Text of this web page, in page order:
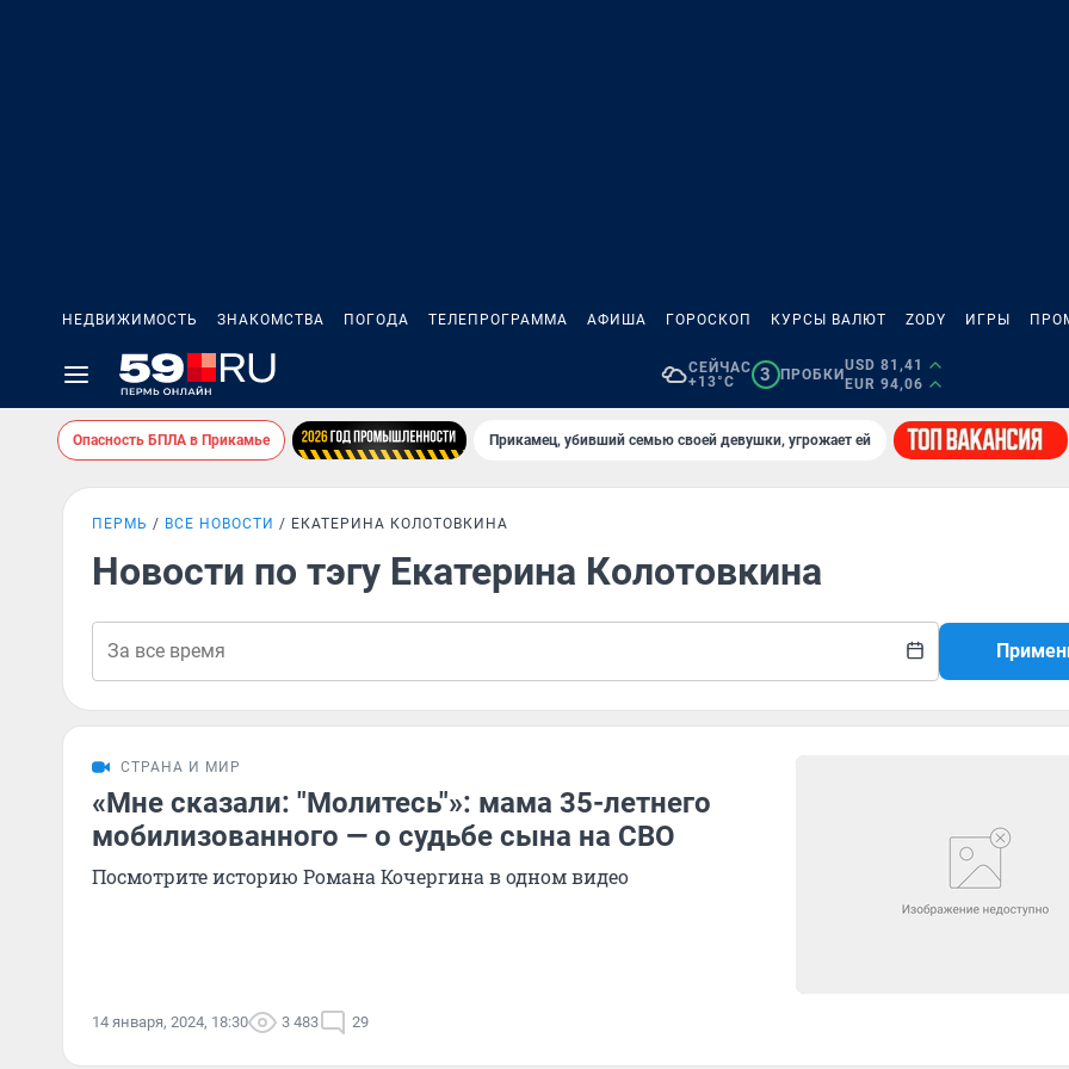
НЕДВИЖИМОСТЬ ЗНАКОМСТВА ПОГОДА ТЕЛЕПРОГРАММА АФИША ГОРОСКОП КУРСЫ ВАЛЮТ ZODY ИГРЫ
СЕЙЧАС
+13°C
3 ПРОБКИ
USD 81,41
EUR 94,06
Опасность БПЛА в Прикамье Прикамец, убивший семью своей девушки, угрожает ей
ПЕРМЬ ВСЕ НОВОСТИ ЕКАТЕРИНА КОЛОТОВКИНА
Новости по тэгу Екатерина Колотовкина
СТРАНА И МИР
«Мне сказали: "Молитесь"»: мама 35-летнего
мобилизованного — о судьбе сына на СВО
Посмотрите историю Романа Кочергина в одном видео
14 января, 2024, 18:30 3 483 29